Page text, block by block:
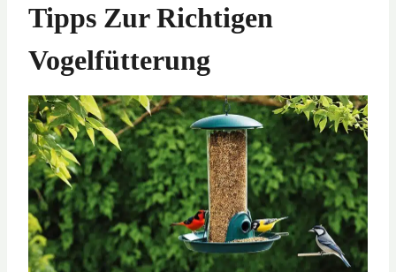
Tipps Zur Richtigen
Vogelfütterung